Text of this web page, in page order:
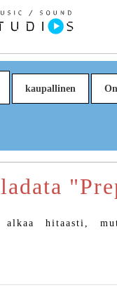
kaupallinen
ladata
hitaasti,